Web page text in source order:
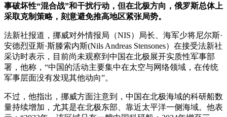
事破坏性“混合战”和干扰行动，但在北极方向，俄罗斯总体上
采取克制策略，刻意避免推高地区紧张局势。
法新社报道，挪威对外情报局（NIS）局长、海军少将尼尔斯·
安德烈亚斯·斯滕索内斯(Nils Andreas Stensones）在接受法新社
采访时表示，目前尚未观察到中国在北极展开实质性军事部
署，他称，“中国的活动主要集中在太空与网络领域，在传统
军事层面没有发现其他动向”。
不过，他指出，挪威方面注意到，中国在北极海域的科研船数
量持续增加，尤其是在北极东部、靠近太平洋一侧海域。他表